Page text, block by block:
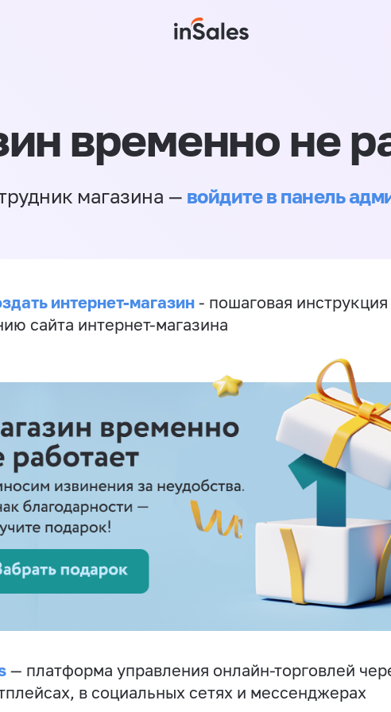
временно не
магазина — войдите в панель
интернет-магазин - пошаговая инструкция
сайта интернет-магазина
— платформа управления онлайн-торговлей
в социальных сетях и мессенджерах